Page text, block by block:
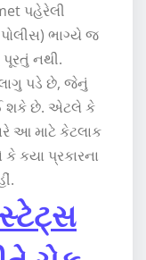
પહેરેલી
ભાગ્યે જ
નથી.
પડે છે, જેનું
શકે છે. એટલે કે
આ માટે કેટલાક
કે કયા પ્રકારના